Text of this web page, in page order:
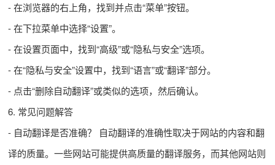
- 在浏览器的右上角，找到并点击“菜单”按钮。
- 在下拉菜单中选择“设置”。
- 在设置页面中，找到“高级”或“隐私与安全”选项。
- 在“隐私与安全”设置中，找到“语言”或“翻译”部分。
- 点击“删除自动翻译”或类似的选项，然后确认。
6. 常见问题解答
- 自动翻译是否准确？ 自动翻译的准确性取决于网站的内容和翻
译的质量。一些网站可能提供高质量的翻译服务，而其他网站则